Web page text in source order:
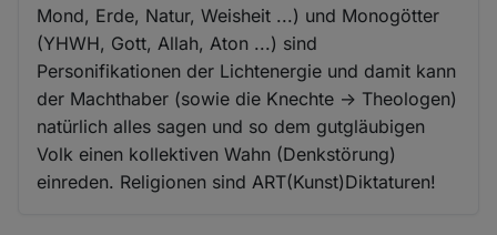
Mond, Erde, Natur, Weisheit ...) und Monogötter
(YHWH, Gott, Allah, Aton ...) sind
Personifikationen der Lichtenergie und damit kann
der Machthaber (sowie die Knechte -> Theologen)
natürlich alles sagen und so dem gutgläubigen
Volk einen kollektiven Wahn (Denkstörung)
einreden. Religionen sind ART(Kunst)Diktaturen!